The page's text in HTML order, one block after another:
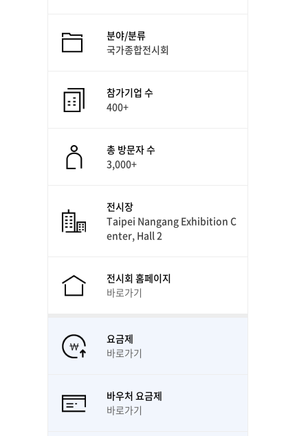
분야/분류
국가종합전시회
참가기업 수
400+
총 방문자 수
3,000+
전시장
Taipei Nangang Exhibition C
enter, Hall 2
전시회 홈페이지
바로가기
요금제
바로가기
바우처 요금제
바로가기